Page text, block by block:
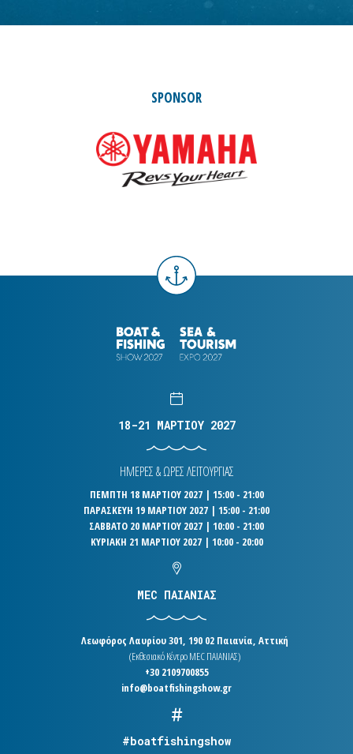
SPONSOR
18-21 ΜΑΡΤΙΟΥ 2027
ΗΜΕΡΕΣ & ΩΡΕΣ ΛΕΙΤΟΥΡΓΙΑΣ
ΠΕΜΠΤΗ 18 ΜΑΡΤΙΟΥ 2027 | 15:00 - 21:00
ΠΑΡΑΣΚΕΥΗ 19 ΜΑΡΤΙΟΥ 2027 | 15:00 - 21:00
ΣΑΒΒΑΤΟ 20 ΜΑΡΤΙΟΥ 2027 | 10:00 - 21:00
ΚΥΡΙΑΚΗ 21 ΜΑΡΤΙΟΥ 2027 | 10:00 - 20:00
MEC ΠΑΙΑΝΙΑΣ
Λεωφόρος Λαυρίου 301, 190 02 Παιανία, Αττική
(Εκθεσιακό Κέντρο MEC ΠΑΙΑΝΙΑΣ)
+30 2109700855
info@boatfishingshow.gr
#boatfishingshow